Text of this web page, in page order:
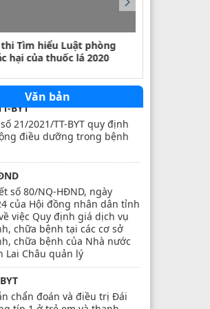
Tìm hiểu Luật phòng
hại của thuốc lá 2020
Văn bản
tắc ứng xử văn hoá trên
BYT
21/2021/TT-BYT quy định
điều dưỡng trong bệnh
số 80/NQ-HĐND, ngày
của Hội đồng nhân dân tỉnh
việc Quy định giá dịch vụ
chữa bệnh tại các cơ sở
chữa bệnh của Nhà nước
Lai Châu quản lý
chẩn đoán và điều trị Đái
típ 1 ở trẻ em và thanh